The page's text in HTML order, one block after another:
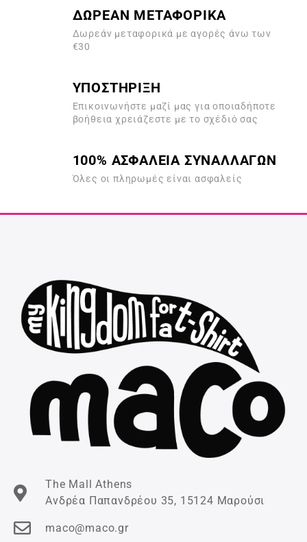
ΔΩΡΕΑΝ ΜΕΤΑΦΟΡΙΚΑ
Δωρεάν μεταφορικά με αγορές άνω των
€30
ΥΠΟΣΤΗΡΙΞΗ
Επικοινωνήστε μαζί μας για οποιαδήποτε
βοήθεια χρειάζεστε με το σχέδιό σας
100% ΑΣΦΑΛΕΙΑ ΣΥΝΑΛΛΑΓΩΝ
Όλες οι πληρωμές είναι ασφαλείς
The Mall Athens
Ανδρέα Παπανδρέου 35, 15124 Μαρούσι
maco@maco.gr